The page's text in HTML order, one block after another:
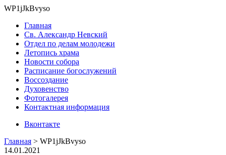
WP1jJkBvyso
Главная
Св. Александр Невский
Отдел по делам молодежи
Летопись храма
Новости собора
Расписание богослужений
Воссоздание
Духовенство
Фотогалерея
Контактная информация
Вконтакте
Главная > WP1jJkBvyso
14.01.2021